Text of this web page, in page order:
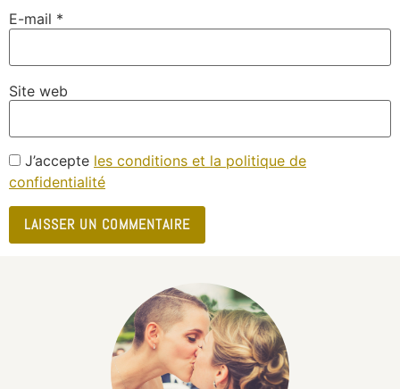
E-mail *
Site web
J’accepte les conditions et la politique de
confidentialité